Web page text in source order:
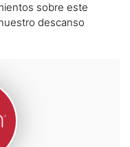
sobre este
descanso